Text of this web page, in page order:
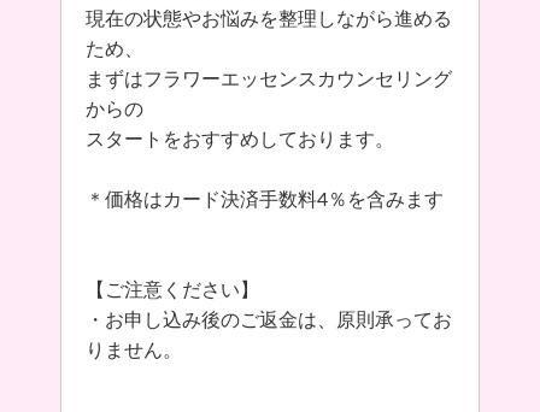
現在の状態やお悩みを整理しながら進める
ため、
まずはフラワーエッセンスカウンセリング
からの
スタートをおすすめしております。
＊価格はカード決済手数料4％を含みます
【ご注意ください】
・お申し込み後のご返金は、原則承ってお
りません。